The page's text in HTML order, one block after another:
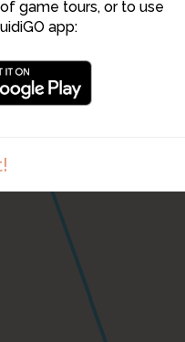
game tours, or to use
app: